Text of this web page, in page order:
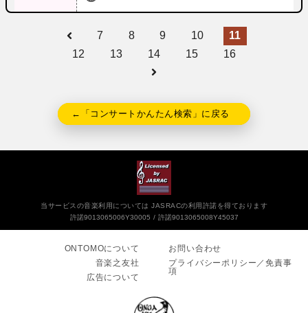
7 8 9 10
11
12
13 14 15 16
←「コンサートかんたん検索」に戻る
当サービスの音楽利用については JASRACの利用許諾を得ております
許諾9013065006Y30005
許諾9013065008Y45037
ONTOMOについて
音楽之友社
広告について
お問い合わせ
プライバシーポリシー／免責事
項